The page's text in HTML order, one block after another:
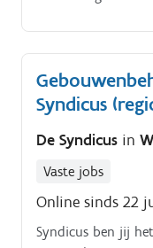
externe partijen
Prijsanalyse: Jij
interne team (met
offertes en
vergelijken
en externe
uitvoeringsfase
Syndicus
De Syndicus in
Vaste jobs
Online sinds 22
Syndicus ben jij